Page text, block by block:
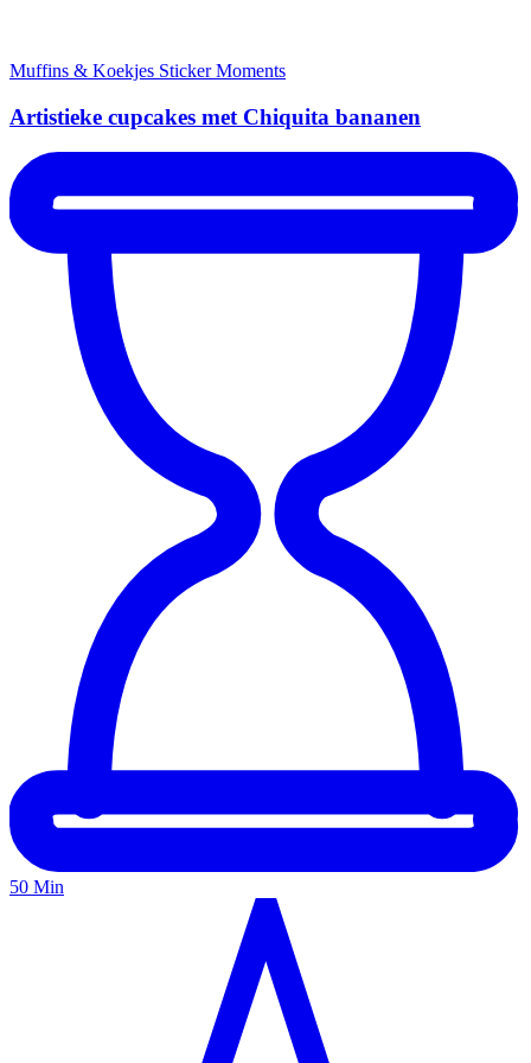
Muffins & Koekjes Sticker Moments
Artistieke cupcakes met Chiquita bananen
50 Min